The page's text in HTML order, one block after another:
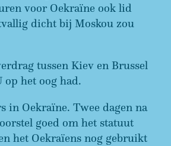
voor Oekraïne ook lid
dicht bij Moskou zou
tussen Kiev en Brussel
op het oog had.
Oekraïne. Twee dagen na
goed om het statuut
het Oekraïens nog gebruikt